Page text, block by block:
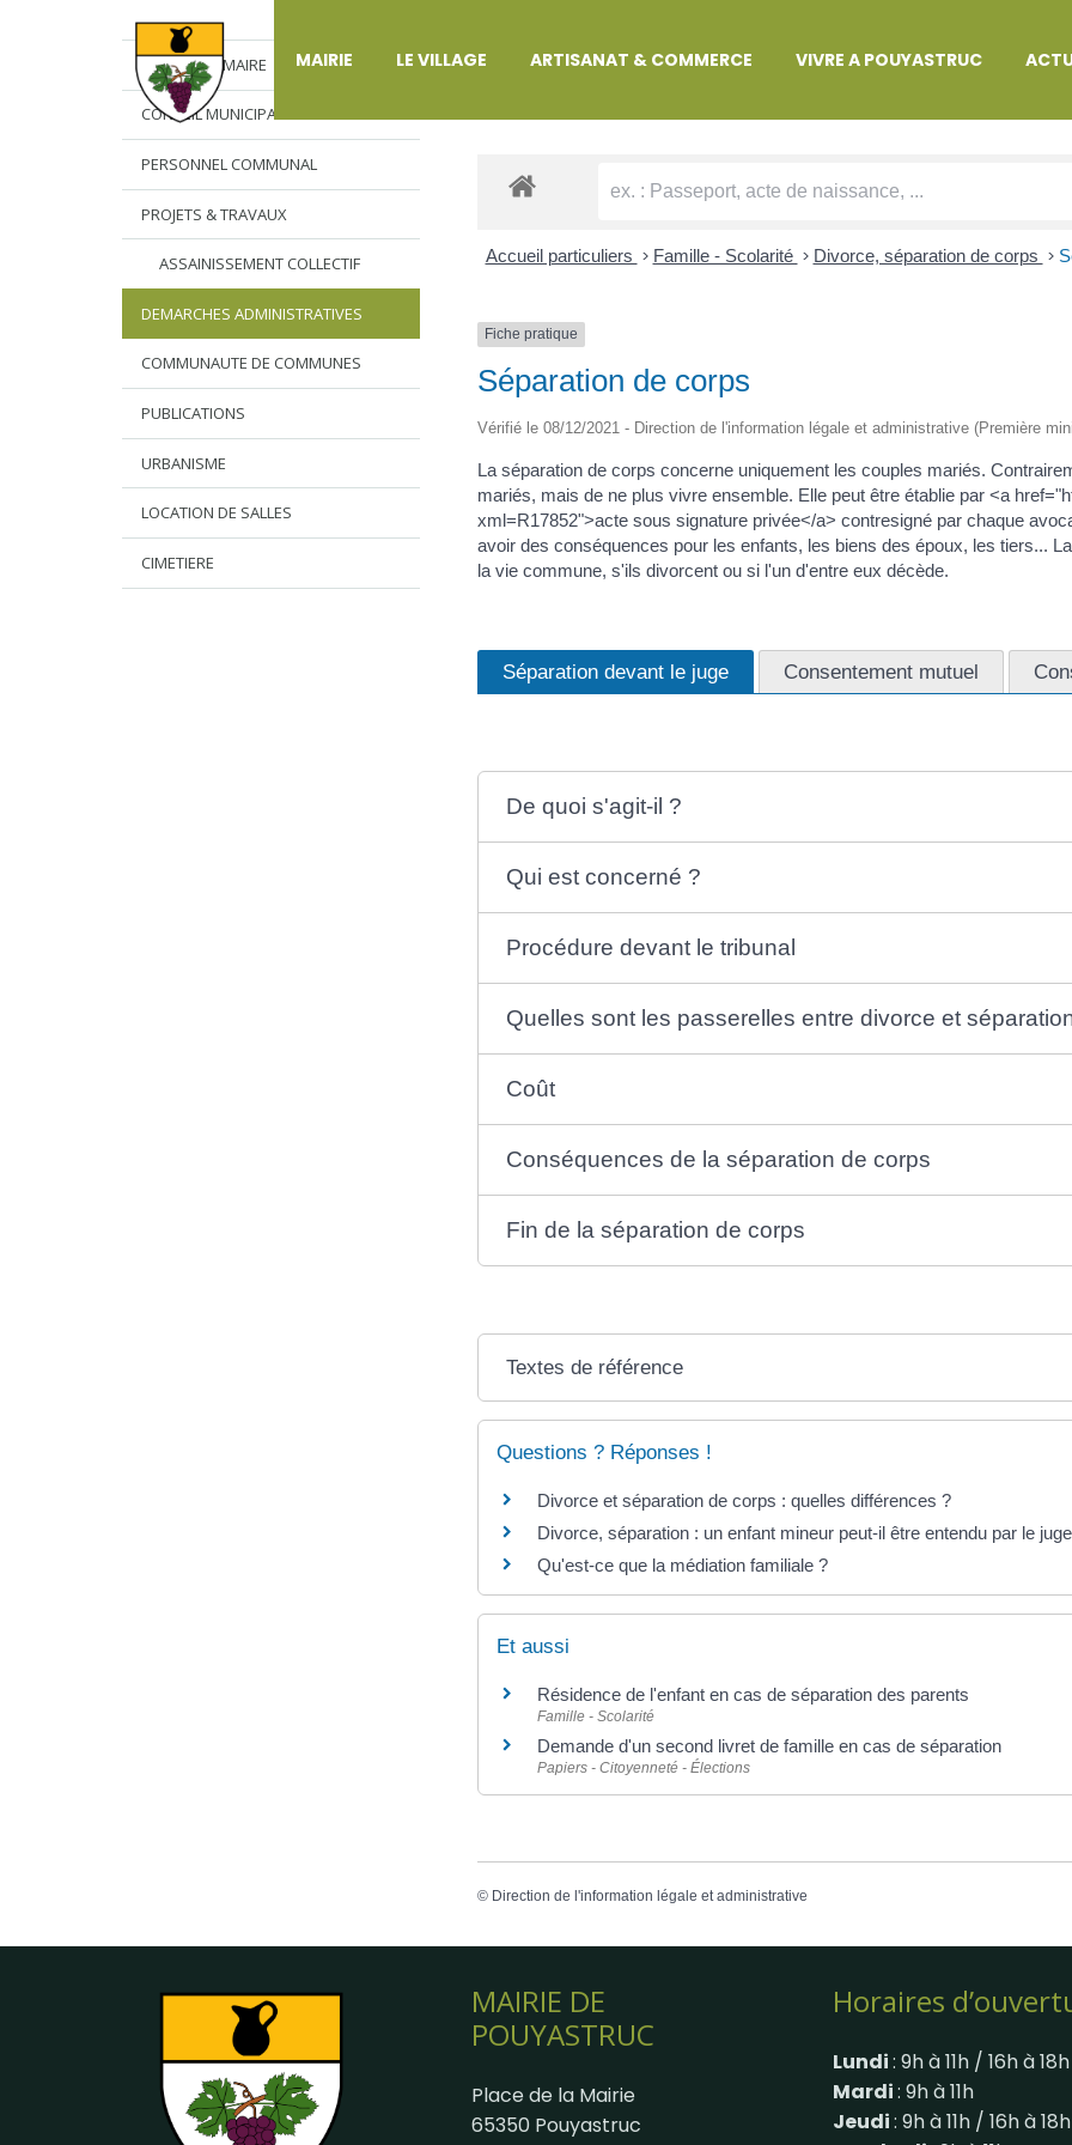
MAIRIE LE VILLAGE ARTISANAT & COMMERCE VIVRE A POUYASTRUC
L’EDITO DU MAIRE
CONSEIL MUNICIPAL
PERSONNEL COMMUNAL
PROJETS & TRAVAUX
ASSAINISSEMENT COLLECTIF
DEMARCHES ADMINISTRATIVES
COMMUNAUTE DE COMMUNES
PUBLICATIONS
URBANISME
LOCATION DE SALLES
CIMETIERE
DÉMARCHES ADMINISTRATIVES
Accueil particuliers > Famille - Scolarité > Divorce, séparation de corps >
Fiche pratique
Séparation de corps
Vérifié le 08/12/2021 - Direction de l'information légale et administrative (Première
La séparation de corps concerne uniquement les couples mariés.
mariés, mais de ne plus vivre ensemble. Elle peut être établie par <a
xml=R17852">acte sous signature privée</a> contresigné par chaque
avoir des conséquences pour les enfants, les biens des époux, les tiers...
la vie commune, s'ils divorcent ou si l'un d'entre eux décède.
Séparation devant le juge Consentement mutuel
De quoi s'agit-il ?
Qui est concerné ?
Procédure devant le tribunal
Quelles sont les passerelles entre divorce et
Coût
Conséquences de la séparation de corps
Fin de la séparation de corps
Textes de référence
Questions ? Réponses !
Divorce et séparation de corps : quelles différences ?
Divorce, séparation : un enfant mineur peut-il être entendu par le
Qu'est-ce que la médiation familiale ?
Et aussi
Résidence de l'enfant en cas de séparation des parents
Famille - Scolarité
Demande d'un second livret de famille en cas de séparation
Papiers - Citoyenneté - Élections
© Direction de l'information légale et administrative
MAIRIE DE
POUYASTRUC
Place de la Mairie
65350 Pouyastruc
Horaires
Lundi: 9h à 11h / 16h à 18h
Mardi: 9h à 11h
Jeudi: 9h à 11h / 16h à 18h